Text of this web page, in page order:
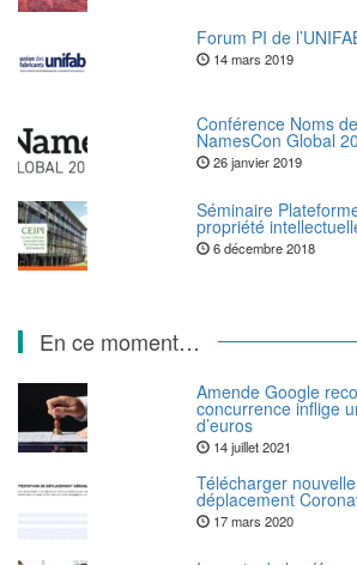
Forum PI de
14 mars 2019
Conférence Noms
NamesCon Global
26 janvier 2019
Séminaire
propriété
6 décembre 2018
En ce moment…
Amende Google
concurrence inflige
d’euros
14 juillet 2021
Télécharger
déplacement
17 mars 2020